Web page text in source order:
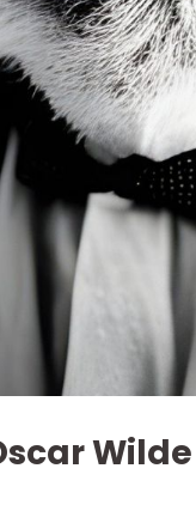
Wilde